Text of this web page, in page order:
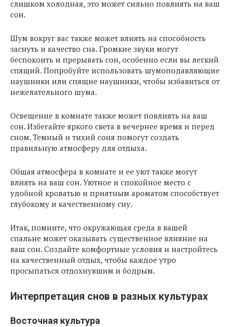
слишком холодная, это может сильно повлиять на ваш
сон.
Шум вокруг вас также может влиять на способность
заснуть и качество сна. Громкие звуки могут
беспокоить и прерывать сон, особенно если вы легкий
спящий. Попробуйте использовать шумоподавляющие
наушники или спящие наушники, чтобы избавиться от
нежелательного шума.
Освещение в комнате также может повлиять на ваш
сон. Избегайте яркого света в вечернее время и перед
сном. Темный и тихий соня помогут создать
правильную атмосферу для отдыха.
Общая атмосфера в комнате и ее уют также могут
влиять на ваш сон. Уютное и спокойное место с
удобной кроватью и приятным ароматом способствует
глубокому и качественному сну.
Итак, помните, что окружающая среда в вашей
спальне может оказывать существенное влияние на
ваш сон. Создайте комфортные условия и настройтесь
на качественный отдых, чтобы каждое утро
просыпаться отдохнувшим и бодрым.
Интерпретация снов в разных культурах
Восточная культура